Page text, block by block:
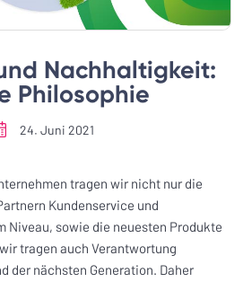
Nachhaltigkeit:
Philosophie
24. Juni 2021
tragen wir nicht nur die
Kundenservice und
Niveau, sowie die neuesten Produkte
tragen auch Verantwortung
der nächsten Generation. Daher